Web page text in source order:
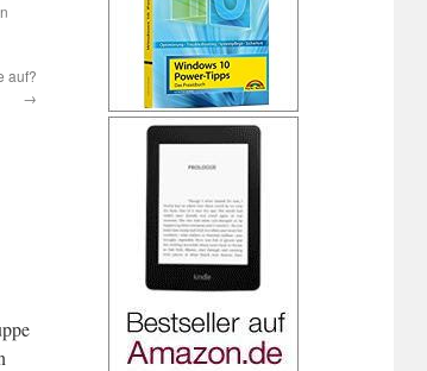
auf?
→